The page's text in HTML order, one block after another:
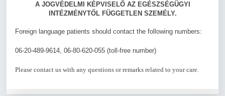
A JOGVÉDELMI KÉPVISELŐ AZ EGÉSZSÉGÜGYI
INTÉZMÉNYTŐL FÜGGETLEN SZEMÉLY.
Foreign language patients should contact the following numbers:
06-20-489-9614, 06-80-620-055 (toll-free number)
Please contact us with any questions or remarks related to your care.